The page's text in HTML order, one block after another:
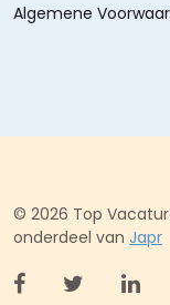
Algemene
© 2026 Top
onderdeel van Japr
Bekijk Bekijk